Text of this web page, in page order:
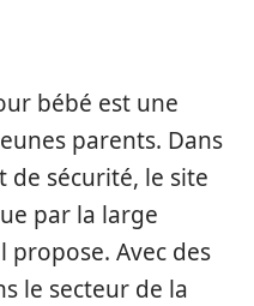
bébé est une
parents. Dans
de sécurité, le site
par la large
propose. Avec des
le secteur de la